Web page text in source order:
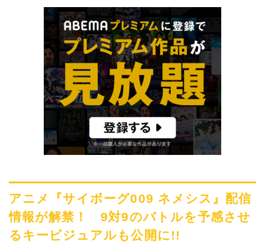
アニメ『サイボーグ009 ネメシス』配信
情報が解禁！ 9対9のバトルを予感させ
るキービジュアルも公開に!!